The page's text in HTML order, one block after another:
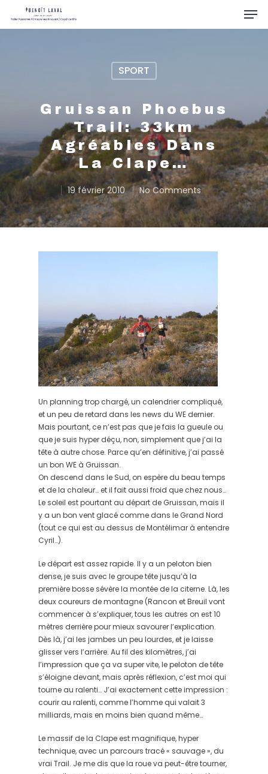
Hit enter to search or ESC to close
SPORT
Gruissan Phoebus
Trail: 33km
Agréables Dans
La Clape…
19 février 2010 No Comments
Un planning trop chargé, un calendrier compliqué,
et un peu de retard dans les news du WE dernier.
Mais pourtant, ce n’est pas que je fais la gueule ou
que je suis hyper déçu, non, simplement que j’ai la
tête à autre chose. Parce qu’en définitive, j’ai passé
un bon WE à Gruissan.
On descend dans le Sud, on espère du beau temps
et de la chaleur… et il fait aussi froid que chez nous…
Le soleil est pourtant au départ de Gruissan, mais il
y a un bon vent glacé comme dans le Grand Nord
(tout ce qui est au dessus de Montélimar à entendre
Cyril…).
Le départ est assez rapide. Il y a un peloton bien
dense, je suis avec le groupe tête jusqu’à la
première bosse sévère la montée de la citerne. Là, les
deux coureurs de montagne (Rancon et Breuil vont
commencer à s’expliquer, tous les autres on est 10
mètres derrière pour mieux savourer l’explication.
Dès là, j’ai les jambes un peu lourdes, et je laisse
glisser vers l’arrière. Au fil des kilomètres, j’ai
l’impression que ça va super vite, le peloton de tête
s’éloigne devant, mais après réflexion, c’est moi qui
tourne au ralenti… J’ai exactement cette impression :
courir au ralenti, comme l’homme qui valait 3
milliards, mais en moins bien quand même…
Le massif de la Clape est magnifique, hyper
technique, avec un parcours tracé « sauvage », du
vrai Trail. Je me dis que la roue va peut-être tourner,